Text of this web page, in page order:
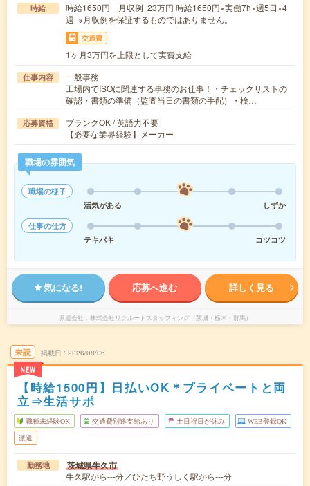
時給
時給1650円 月収例 23万円 時給1650円×実働7h×週5日×4
週 ※月収例を保証するものではありません。
交通費
1ヶ月3万円を上限として実費支給
仕事内容
一般事務
工場内でISOに関連する事務のお仕事！・チェックリストの
確認・書類の準備（監査当日の書類の手配）・検…
応募資格
ブランクOK / 英語力不要
【必要な業界経験】メーカー
職場の雰囲気
職場の様子
活気がある
しずか
仕事の仕方
テキパキ
コツコツ
気になる! 応募へ進む 詳しく見る
派遣会社 株式会社リクルートスタッフィング（茨城・栃木・群馬）
未読
NEW
掲載日 2026/08/06
【時給1500円】日払いOK＊プライベートと両
立⇒生活サポ
職種未経験OK 交通費別途支給あり 土日祝日が休み WEB登録OK
派遣
勤務地 茨城県牛久市
牛久駅から---分／ひたち野うしく駅から---分